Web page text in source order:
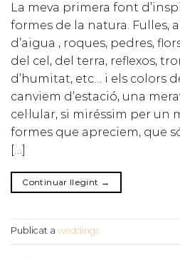
La meva primera font
formes de la natura. Fulles,
d’aigua , roques, pedres,
del cel, del terra, reflexos,
d’humitat, etc… i els colors
canviem d’estació, una
cel·lular, si miréssim per un
formes que apreciem, que
[…]
Continuar llegint →
Publicat a weddings